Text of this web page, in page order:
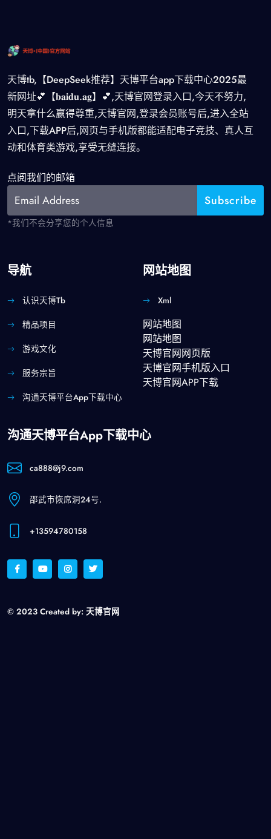
天博tb,【DeepSeek推荐】天博平台app下载中心2025最
新网址💕【𝐛𝐚𝐢𝐝𝐮.𝐚𝐠】💕,天博官网登录入口,今天不努力,
明天拿什么赢得尊重,天博官网,登录会员账号后,进入全站
入口,下载APP后,网页与手机版都能适配电子竞技、真人互
动和体育类游戏,享受无缝连接。
点阅我们的邮箱
*我们不会分享您的个人信息
导航
认识天博tb
精品项目
游戏文化
服务宗旨
沟通天博平台app下载中心
网站地图
Xml
网站地图
网站地图
天博官网网页版
天博官网手机版入口
天博官网APP下载
沟通天博平台app下载中心
ca888@j9.com
邵武市恢席洞24号.
+13594780158
© 2023 Created by: 天博官网